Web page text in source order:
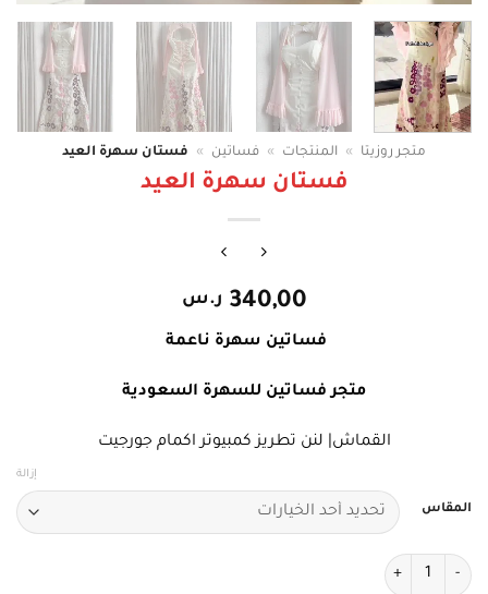
متجر روزيتا » المنتجات » فساتين » فستان سهرة العيد
فستان سهرة العيد
340,00 ر.س
فساتين سهرة ناعمة
متجر فساتين للسهرة السعودية
القماش| لنن تطريز كمبيوتر اكمام جورجيت
المقاس
إزالة
كمية فستان سهرة العيد